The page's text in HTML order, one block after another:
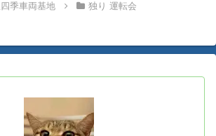
季車両基地 独り 運転会